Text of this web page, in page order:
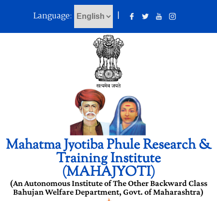
Language: |
Mahatma Jyotiba Phule Research &
Training Institute
(MAHAJYOTI)
(An Autonomous Institute of The Other Backward Class
Bahujan Welfare Department, Govt. of Maharashtra)